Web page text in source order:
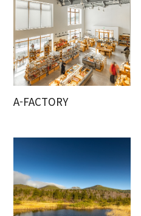
A-FACTORY